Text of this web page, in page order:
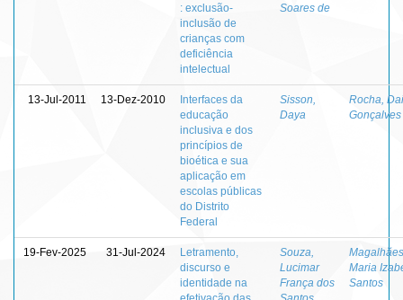
: exclusão-
inclusão de
crianças com
deficiência
intelectual
Soares de
13-Jul-2011 13-Dez-2010
Interfaces da
educação
inclusiva e dos
princípios de
bioética e sua
aplicação em
escolas públicas
do Distrito
Federal
Sisson,
Daya
Rocha,
Gonçalves
19-Fev-2025 31-Jul-2024
Letramento,
discurso e
identidade na
Souza,
Lucimar
França dos
Maria
Santos